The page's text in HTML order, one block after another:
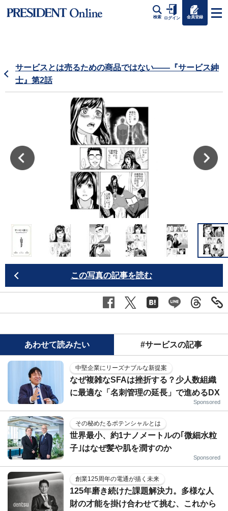
検索 ログイン 会員登録
サービスとは売るための商品ではない――『サービス紳
士』第2話
この写真の記事を読む
あわせて読みたい #サービスの記事
中堅企業にリーズナブルな新提案
なぜ複雑なSFAは挫折する？少人数組織
に最適な「名刺管理の延長」で進めるDX
Sponsored
その秘めたるポテンシャルとは
世界最小、約1ナノメートルの｢微細水粒
子｣はなぜ髪や肌を潤すのか
Sponsored
創業125周年の電通が描く未来
125年磨き続けた課題解決力。多様な人
財の才能を掛け合わせて挑む、これから